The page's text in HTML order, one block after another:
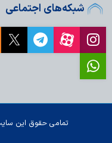
شبکه‌های اجتماعی
تمامی حقوق این